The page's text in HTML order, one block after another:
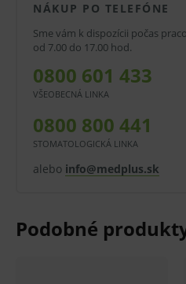
Dezinfekcia je
uvoľňuje z utierky
Bez farbív a
Vynikajúca
povrchmi odolnými
V kartóne 6 x 100 utierok
NÁKUP PO TELEFÓNE
Sme vám k dispozícii počas
od 7.00 do 17.00 hod.
0800 601 433
VŠEOBECNÁ LINKA
0800 800 441
STOMATOLOGICKÁ LINKA
alebo info@medplus.sk